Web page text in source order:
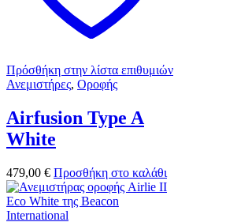
Πρόσθήκη στην λίστα επιθυμιών
Ανεμιστήρες, Οροφής
Airfusion Type A
White
479,00 € Προσθήκη στο καλάθι